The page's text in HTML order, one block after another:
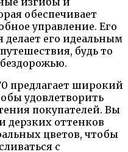
обеспечивает
управление. Его
его идеальным
будь то
предлагает широкий
удовлетворить
покупателей. Вы
дерзких оттенков
цветов, чтобы
с